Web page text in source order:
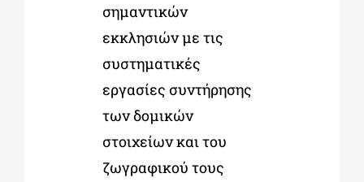
σημαντικών
εκκλησιών με τις
συστηματικές
εργασίες συντήρησης
των δομικών
στοιχείων και του
ζωγραφικού τους